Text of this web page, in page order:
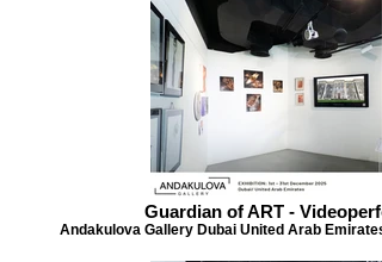
Guardian of ART -
Andakulova Gallery Dubai United Arab